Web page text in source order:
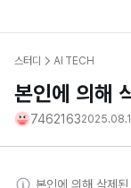
스터디 AI TECH
본인에 의해
7462163
본인에 의해 삭제